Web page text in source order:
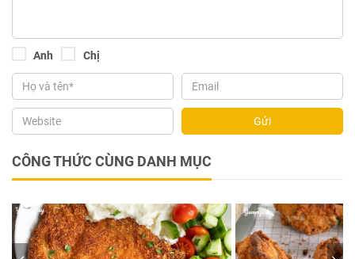
Anh Chị
Gửi
CÔNG THỨC CÙNG DANH MỤC